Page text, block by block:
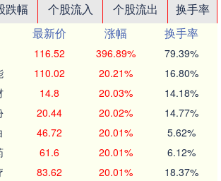
跌幅 个股流入 个股流出
换手率
最新价 涨幅
换手率
116.52 396.89% 79.39%
110.02 20.21% 16.80%
14.8 20.03% 14.18%
20.44 20.02% 14.77%
46.72 20.01% 5.62%
61.6 20.01% 6.12%
83.62 20.01% 18.37%